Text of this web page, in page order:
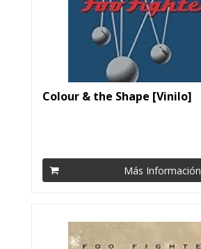
Colour & the Shape [Vinilo]
Más Información